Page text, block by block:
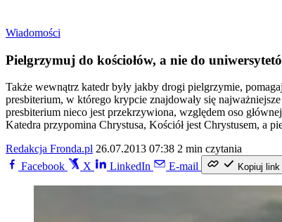
Wiadomości
Pielgrzymuj do kościołów, a nie do
Także wewnątrz katedr były jakby drogi pielgrzymie,
presbiterium, w którego krypcie znajdowały się
presbiterium nieco jest przekrzywiona, względem oso
Katedra przypomina Chrystusa, Kościół jest Chrystusem, a
Redakcja Fronda.pl 26.07.2013 07:38 2 min czytania
Facebook
X LinkedIn E-mail Kopiuj link